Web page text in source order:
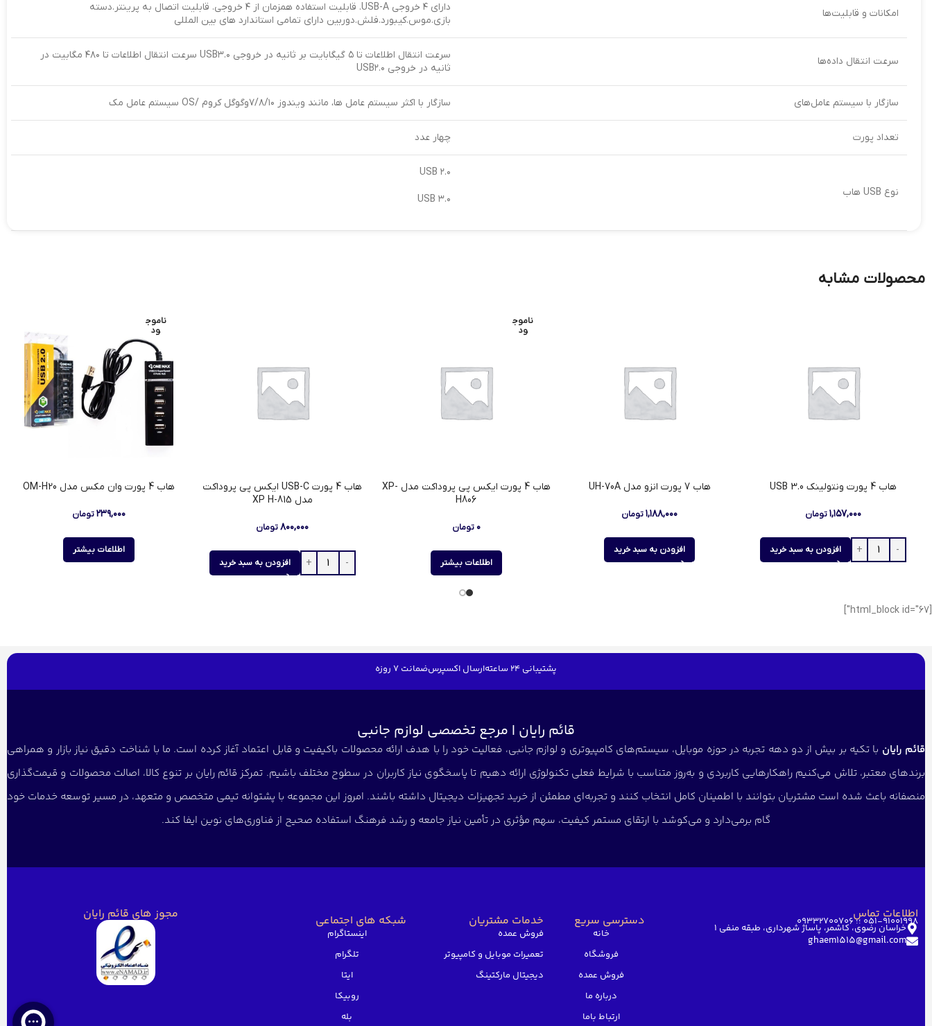
امکانات و قابلیت‌ها
دارای ۴ خروجی USB-A. قابلیت استفاده همزمان از ۴ خروجی. قابلیت اتصال به پرینتر.دسته
بازی.موس.کیبورد.فلش.دوربین دارای تمامی استاندارد های بین المللی
سرعت انتقال داده‌ها
سرعت انتقال اطلاعات تا ۵ گیگابایت بر ثانیه در خروجی USB۳.۰ سرعت انتقال اطلاعات تا ۴۸۰ مگابیت در
ثانیه در خروجی USB۲.۰
سازگار با سیستم‌ عامل‌های سازگار با اکثر سیستم عامل ها، مانند ویندوز ۷/۸/۱۰وگوگل کروم /OS سیستم عامل مک
تعداد پورت‌ چهار عدد
نوع USB هاب
USB ۲.۰
USB ۳.۰
محصولات مشابه
هاب 4 پورت ونتولینک USB 3.0
۱,۱۵۷,۰۰۰تومان
افزودن به سبد خرید
هاب 7 پورت انزو مدل UH-70A
۱,۱۸۸,۰۰۰ تومان
افزودن به سبد خرید
ناموج
ود
هاب 4 پورت ایکس پی پروداکت مدل XP-
H806
۰ تومان
اطلاعات بیشتر
هاب 4 پورت USB-C ایکس پی پروداکت
مدل XP H-815
۸۰۰,۰۰۰ تومان
افزودن به سبد خرید
ناموج
ود
هاب 4 پورت وان مکس مدل OM-H20
۲۳۹,۰۰۰تومان
اطلاعات بیشتر
[html_block id="67"]
پشتیبانی 24 ساعته ارسال اکسپرسضمانت 7 روزه
قائم رایان | مرجع تخصصی لوازم جانبی
قائم رایان با تکیه بر بیش از دو دهه تجربه در حوزه موبایل، سیستم‌های کامپیوتری و لوازم جانبی، فعالیت خود را با هدف ارائه محصولات باکیفیت و قابل اعتماد آغاز کرده است. ما با شناخت دقیق نیاز بازار و همراهی
برندهای معتبر، تلاش می‌کنیم راهکارهایی کاربردی و به‌روز متناسب با شرایط فعلی تکنولوژی ارائه دهیم تا پاسخگوی نیاز کاربران در سطوح مختلف باشیم. تمرکز قائم رایان بر تنوع کالا، اصالت محصولات و قیمت‌گذاری
منصفانه باعث شده است مشتریان بتوانند با اطمینان کامل انتخاب کنند و تجربه‌ای مطمئن از خرید تجهیزات دیجیتال داشته باشند. امروز این مجموعه با پشتوانه تیمی متخصص و متعهد، در مسیر توسعه خدمات خود
گام برمی‌دارد و می‌کوشد با ارتقای مستمر کیفیت، سهم مؤثری در تأمین نیاز جامعه و رشد فرهنگ استفاده صحیح از فناوری‌های نوین ایفا کند.
اطلاعات تماس
051-91001998 ؛؛ 09332700706
خراسان رضوی، کاشمر، پاساژ شهرداری، طبقه منفی ۱
ghaem1515@gmail.com
دسترسی سریع
خانه
فروشگاه
فروش عمده
درباره ما
ارتباط باما
خدمات مشتریان
فروش عمده
تعمیرات موبایل و کامپیوتر
دیجیتال مارکتینگ
شبکه های اجتماعی
اینستاگرام
تلگرام
ایتا
روبیکا
بله
مجوز های قائم رایان